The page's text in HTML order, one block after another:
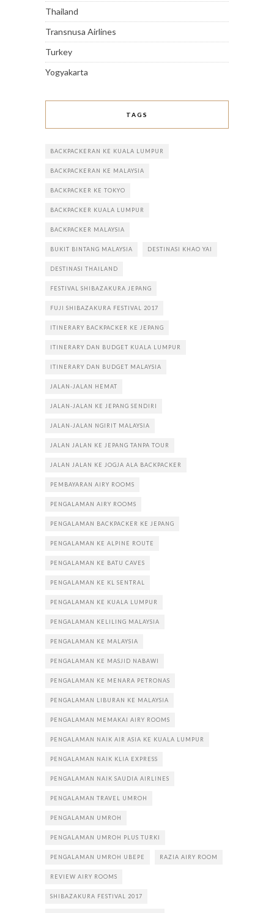
Thailand
Transnusa Airlines
Turkey
Yogyakarta
TAGS
BACKPACKERAN KE KUALA LUMPUR
BACKPACKERAN KE MALAYSIA
BACKPACKER KE TOKYO
BACKPACKER KUALA LUMPUR
BACKPACKER MALAYSIA
BUKIT BINTANG MALAYSIA DESTINASI KHAO YAI
DESTINASI THAILAND
FESTIVAL SHIBAZAKURA JEPANG
FUJI SHIBAZAKURA FESTIVAL 2017
ITINERARY BACKPACKER KE JEPANG
ITINERARY DAN BUDGET KUALA LUMPUR
ITINERARY DAN BUDGET MALAYSIA
JALAN-JALAN HEMAT
JALAN-JALAN KE JEPANG SENDIRI
JALAN-JALAN NGIRIT MALAYSIA
JALAN JALAN KE JEPANG TANPA TOUR
JALAN JALAN KE JOGJA ALA BACKPACKER
PEMBAYARAN AIRY ROOMS
PENGALAMAN AIRY ROOMS
PENGALAMAN BACKPACKER KE JEPANG
PENGALAMAN KE ALPINE ROUTE
PENGALAMAN KE BATU CAVES
PENGALAMAN KE KL SENTRAL
PENGALAMAN KE KUALA LUMPUR
PENGALAMAN KELILING MALAYSIA
PENGALAMAN KE MALAYSIA
PENGALAMAN KE MASJID NABAWI
PENGALAMAN KE MENARA PETRONAS
PENGALAMAN LIBURAN KE MALAYSIA
PENGALAMAN MEMAKAI AIRY ROOMS
PENGALAMAN NAIK AIR ASIA KE KUALA LUMPUR
PENGALAMAN NAIK KLIA EXPRESS
PENGALAMAN NAIK SAUDIA AIRLINES
PENGALAMAN TRAVEL UMROH
PENGALAMAN UMROH
PENGALAMAN UMROH PLUS TURKI
PENGALAMAN UMROH UBEPE RAZIA AIRY ROOM
REVIEW AIRY ROOMS
SHIBAZAKURA FESTIVAL 2017